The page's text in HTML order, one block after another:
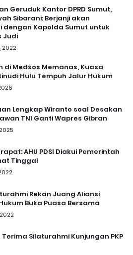
Geruduk Kantor DPRD Sumut,
Sibarani: Berjanji akan
dengan Kapolda Sumut untuk
Judi
2022
di Medsos Memanas, Kuasa
Hulu Tempuh Jalur Hukum
Lengkap Wiranto soal Desakan
TNI Ganti Wapres Gibran
AHU PDSI Diakui Pemerintah
Tinggal
Rekan Juang Aliansi
Buka Puasa Bersama
Terima Silaturahmi Kunjungan PKP